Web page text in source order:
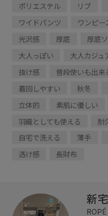
ポリエステル
リブ
ワイドパンツ
ワンピー
光沢感
厚底 厚底
大人っぽい
大人カジュ
抜け感
普段使いも出来
着回しやすい
秋冬
立体的
素肌に優しい
羽織としても使える
耐
自宅で洗える
薄手
透け感
長財布
新宅